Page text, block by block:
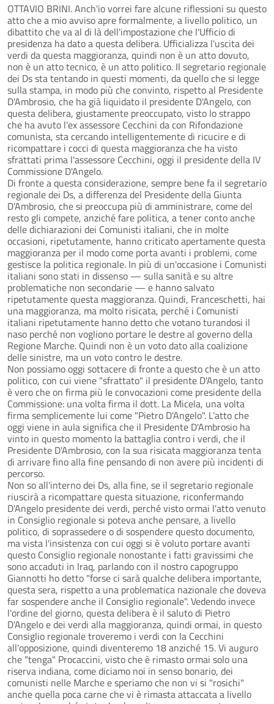
OTTAVIO BRINI. Anch'io vorrei fare alcune riflessioni su questo
atto che a mio avviso apre formalmente, a livello politico, un
dibattito che va al di là dell'impostazione che l'Ufficio di
presidenza ha dato a questa delibera. Ufficializza l'uscita dei
verdi da questa maggioranza, quindi non è un atto dovuto,
non è un atto tecnico, è un atto politico. Il segretario regionale
dei Ds sta tentando in questi momenti, da quello che si legge
sulla stampa, in modo più che convinto, rispetto al Presidente
D'Ambrosio, che ha già liquidato il presidente D'Angelo, con
questa delibera, giustamente preoccupato, visto lo strappo
che ha avuto l'ex assessore Cecchini da con Rifondazione
comunista, sta cercando intelligentemente di ricucire e di
ricompattare i cocci di questa maggioranza che ha visto
sfrattati prima l'assessore Cecchini, oggi il presidente della IV
Commissione D'Angelo.
Di fronte a questa considerazione, sempre bene fa il segretario
regionale dei Ds, a differenza del Presidente della Giunta
D'Ambrosio, che si preoccupa più di amministrare, come del
resto gli compete, anziché fare politica, a tener conto anche
delle dichiarazioni dei Comunisti italiani, che in molte
occasioni, ripetutamente, hanno criticato apertamente questa
maggioranza per il modo come porta avanti i problemi, come
gestisce la politica regionale. In più di un'occasione i Comunisti
italiani sono stati in dissenso — sulla sanità e su altre
problematiche non secondarie — e hanno salvato
ripetutamente questa maggioranza. Quindi, Franceschetti, hai
una maggioranza, ma molto risicata, perché i Comunisti
italiani ripetutamente hanno detto che votano turandosi il
naso perché non vogliono portare le destre al governo della
Regione Marche. Quindi non è un voto dato alla coalizione
delle sinistre, ma un voto contro le destre.
Non possiamo oggi sottacere di fronte a questo che è un atto
politico, con cui viene "sfrattato" il presidente D'Angelo, tanto
è vero che on firma più le convocazioni come presidente della
Commissione: una volta firma il dott. La Micela, una volta
firma semplicemente lui come "Pietro D'Angelo". L'atto che
oggi viene in aula significa che il Presidente D'Ambrosio ha
vinto in questo momento la battaglia contro i verdi, che il
Presidente D'Ambrosio, con la sua risicata maggioranza tenta
di arrivare fino alla fine pensando di non avere più incidenti di
percorso.
Non so all'interno dei Ds, alla fine, se il segretario regionale
riuscirà a ricompattare questa situazione, riconfermando
D'Angelo presidente dei verdi, perché visto ormai l'atto venuto
in Consiglio regionale si poteva anche pensare, a livello
politico, di soprassedere o di sospendere questo documento,
ma vista l'insistenza con cui oggi si è voluto portare avanti
questo Consiglio regionale nonostante i fatti gravissimi che
sono accaduti in Iraq, parlando con il nostro capogruppo
Giannotti ho detto "forse ci sarà qualche delibera importante,
questa sera, rispetto a una problematica nazionale che doveva
far sospendere anche il Consiglio regionale". Vedendo invece
l'ordine del giorno, questa delibera è il saluto di Pietro
D'Angelo e dei verdi alla maggioranza, quindi ormai, in questo
Consiglio regionale troveremo i verdi con la Cecchini
all'opposizione, quindi diventeremo 18 anziché 15. Vi auguro
che "tenga" Procaccini, visto che è rimasto ormai solo una
riserva indiana, come diciamo noi in senso bonario, dei
comunisti nelle Marche e speriamo che non vi si "rosichi"
anche quella poca carne che vi è rimasta attaccata a livello